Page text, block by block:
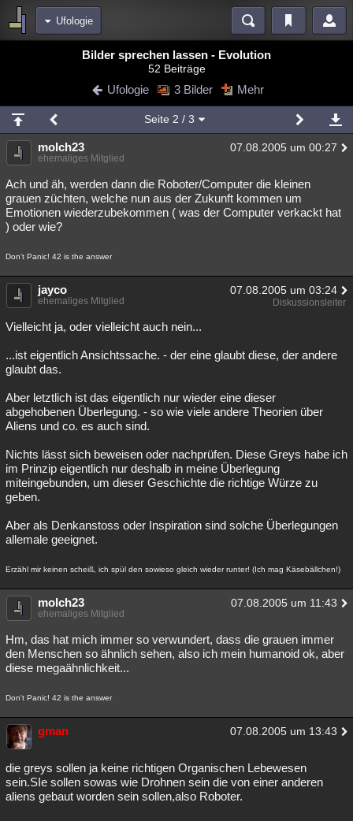
Ufologie
Blogs
Chat Wiki Neuigkeiten
meine Rubriken
Menschen Mystery Kriminalfälle
Spiritualität Verschwörungen Technologie Ufologie
Natur Umfragen Unterhaltung
Philosophie Träume
Astronomie Gaming Filme
Musik Clash Verbesserungen
Besucht
Lesenswert Schlüsselwörter
Bilder sprechen lassen - Evolution
52 Beiträge
Ufologie 3 Bilder Mehr
Seite 2 / 3
molch23 07.08.2005 um 00:27
ehemaliges Mitglied
Ach und äh, werden dann die Roboter/Computer die kleinen
grauen züchten, welche nun aus der Zukunft kommen um
Emotionen wiederzubekommen ( was der Computer verkackt hat
) oder wie?
Don't Panic! 42 is the answer
jayco 07.08.2005 um 03:24
ehemaliges Mitglied Diskussionsleiter
Vielleicht ja, oder vielleicht auch nein...
...ist eigentlich Ansichtssache. - der eine glaubt diese, der andere
glaubt das.
Aber letztlich ist das eigentlich nur wieder eine dieser
abgehobenen Überlegung. - so wie viele andere Theorien über
Aliens und co. es auch sind.
Nichts lässt sich beweisen oder nachprüfen. Diese Greys habe ich
im Prinzip eigentlich nur deshalb in meine Überlegung
miteingebunden, um dieser Geschichte die richtige Würze zu
geben.
Aber als Denkanstoss oder Inspiration sind solche Überlegungen
allemale geeignet.
Erzähl mir keinen scheiß, ich spül den sowieso gleich wieder runter! (Ich mag Käsebällchen!)
molch23 07.08.2005 um 11:43
ehemaliges Mitglied
Hm, das hat mich immer so verwundert, dass die grauen immer
den Menschen so ähnlich sehen, also ich mein humanoid ok, aber
diese megaähnlichkeit...
Don't Panic! 42 is the answer
gman 07.08.2005 um 13:43
die greys sollen ja keine richtigen Organischen Lebewesen
sein.SIe sollen sowas wie Drohnen sein die von einer anderen
aliens gebaut worden sein sollen,also Roboter.